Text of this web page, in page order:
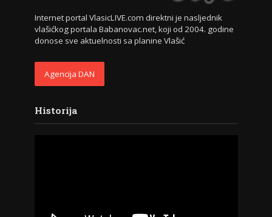
Internet portal VlasicLIVE.com direktni je nasljednik
vlašićkog portala Babanovac.net, koji od 2004. godine
donose sve aktuelnosti sa planine Vlašić
Agencija DAN
Historija